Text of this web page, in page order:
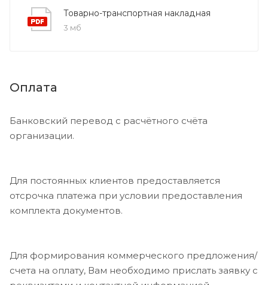
Товарно-транспортная накладная
3 мб
Оплата
Банковский перевод с расчётного счёта
организации.
Для постоянных клиентов предоставляется
отсрочка платежа при условии предоставления
комплекта документов.
Для формирования коммерческого предложения/
счета на оплату, Вам необходимо прислать заявку с